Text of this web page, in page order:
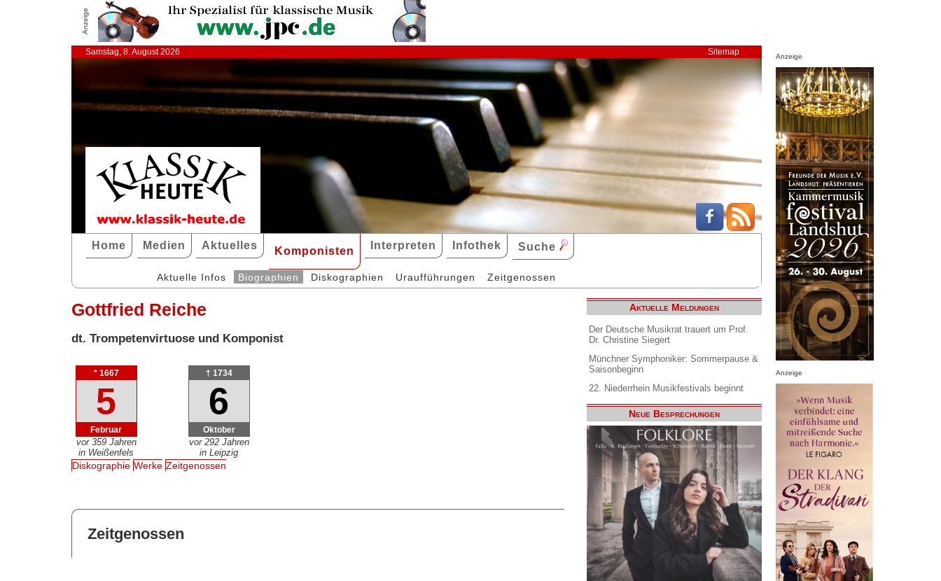
Anzeige
Samstag, 8. August 2026 Sitemap
Home Medien Aktuelles Komponisten Interpreten Infothek Suche
Aktuelle Infos Biographien Diskographien Uraufführungen Zeitgenossen
Gottfried Reiche
dt. Trompetenvirtuose und Komponist
* 1667
5
Februar
vor 359 Jahren
in Weißenfels
† 1734
6
Oktober
vor 292 Jahren
in Leipzig
Diskographie Werke Zeitgenossen
Zeitgenossen
Aktuelle Meldungen
Der Deutsche Musikrat trauert um Prof.
Dr. Christine Siegert
Münchner Symphoniker: Sommerpause &
Saisonbeginn
22. Niederrhein Musikfestivals beginnt
Neue Besprechungen
Anzeige
Anzeige